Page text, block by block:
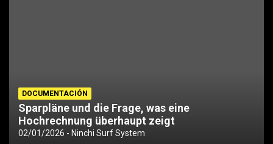
DOCUMENTACIÓN
Sparpläne und die Frage, was eine
Hochrechnung überhaupt zeigt
02/01/2026 Ninchi Surf System